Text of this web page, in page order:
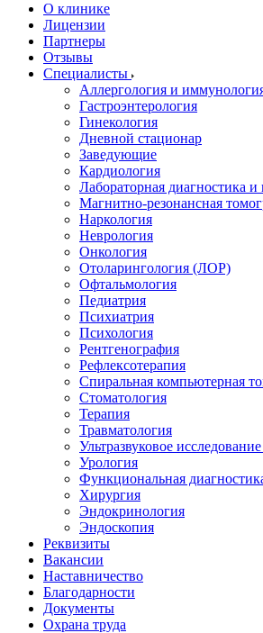
О клинике
Лицензии
Партнеры
Отзывы
Специалисты
Аллергология и
Гастроэнтерология
Гинекология
Дневной стационар
Заведующие
Кардиология
Лабораторная диагностика и
Магнитно-резонансная
Наркология
Неврология
Онкология
Отоларингология (ЛОР)
Офтальмология
Педиатрия
Психиатрия
Психология
Рентгенография
Рефлексотерапия
Спиральная компьютерная
Стоматология
Терапия
Травматология
Ультразвуковое
Урология
Функциональная
Хирургия
Эндокринология
Эндоскопия
Реквизиты
Вакансии
Наставничество
Благодарности
Документы
Охрана труда